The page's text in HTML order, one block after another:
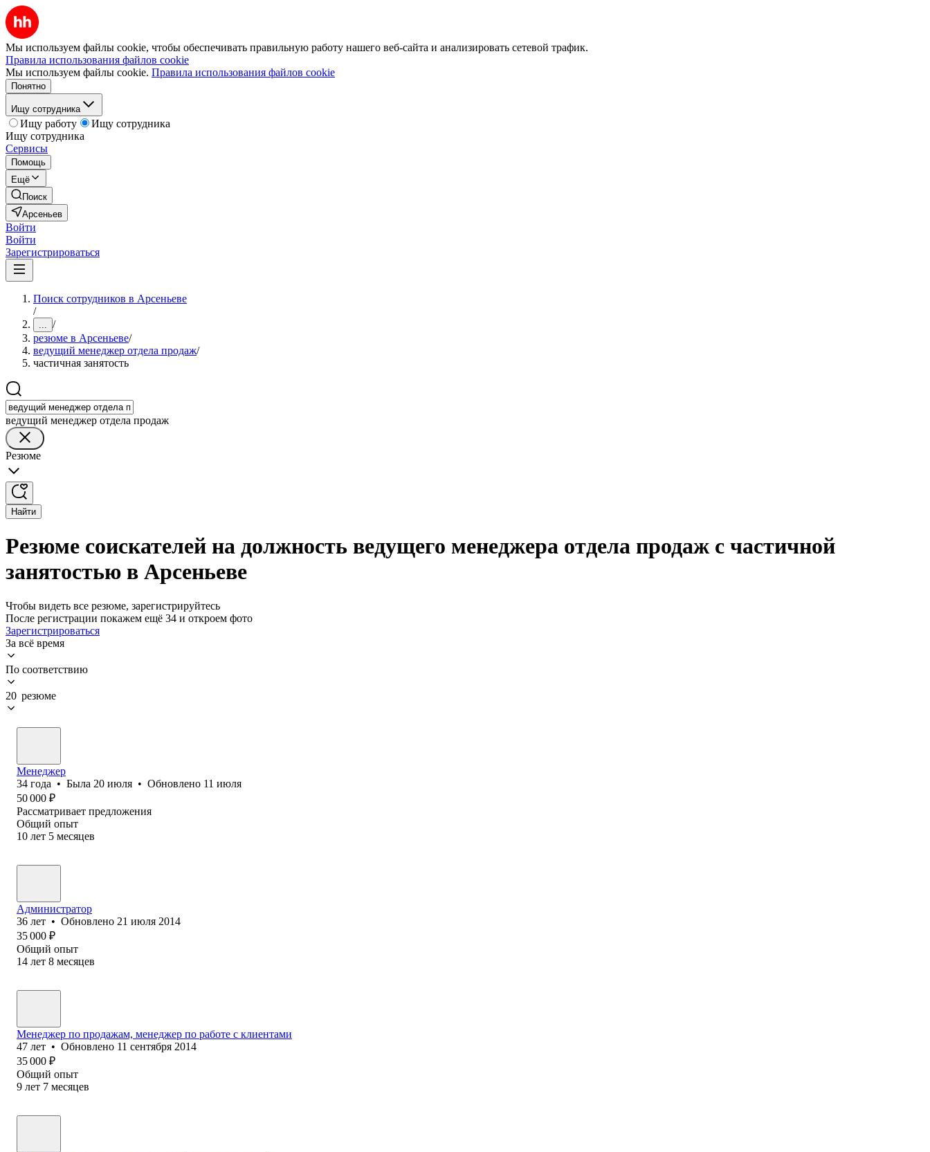
Мы используем файлы cookie, чтобы обеспечивать правильную работу нашего веб-сайта и анализировать сетевой трафик.
Правила использования файлов cookie
Мы используем файлы cookie. Правила использования файлов cookie
Понятно
Ищу сотрудника
Ищу работу
Ищу сотрудника
Ищу сотрудника
Сервисы
Помощь
Ещё
Поиск
Арсеньев
Войти
Войти
Зарегистрироваться
Поиск сотрудников в Арсеньеве
/
... /
резюме в Арсеньеве/
ведущий менеджер отдела продаж/
частичная занятость
ведущий менеджер отдела продаж
Резюме
Найти
Резюме соискателей на должность ведущего менеджера отдела продаж с частичной
занятостью в Арсеньеве
Чтобы видеть все резюме, зарегистрируйтесь
После регистрации покажем ещё 34 и откроем фото
Зарегистрироваться
За всё время
По соответствию
20 резюме
Менеджер
34 года • Была 20 июля • Обновлено 11 июля
50 000 ₽
Рассматривает предложения
Общий опыт
10 лет 5 месяцев
Администратор
36 лет • Обновлено 21 июля 2014
35 000 ₽
Общий опыт
14 лет 8 месяцев
Менеджер по продажам, менеджер по работе с клиентами
47 лет • Обновлено 11 сентября 2014
35 000 ₽
Общий опыт
9 лет 7 месяцев